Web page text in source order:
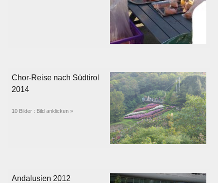
Chor-Reise nach Südtirol
2014
10 Bilder : Bild anklicken »
Andalusien 2012